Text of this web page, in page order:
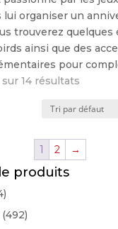
lui organiser un
trouverez quelques
ainsi que des
pour
14 résultats
1 2 →
produits
(492)